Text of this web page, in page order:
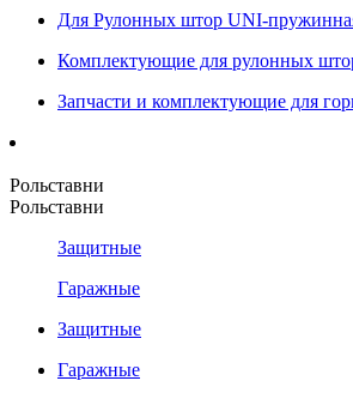
Для Рулонных штор UNI-
Комплектующие для рулонных
Запчасти и комплектующие для
Рольставни
Рольставни
Защитные
Гаражные
Защитные
Гаражные